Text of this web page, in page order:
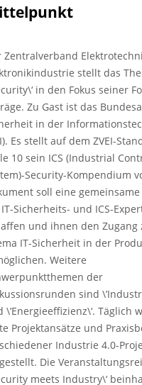
Zentralverband
stellt das
in den Fokus seiner
Zu Gast ist das
in der
Es stellt auf dem ZVEI-
10 sein ICS (Industrial
Security-Kompendium
soll eine gemeinsame
Sicherheits- und ICS-
und ihnen den Zugang
IT-Sicherheit in der
Weitere
der
sind
\’Energieeffizienz\‘. Täglich
Projektansätze und
Industrie 4.0-
Die
meets Industry\‘